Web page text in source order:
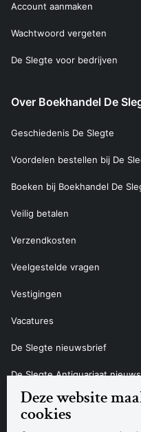
Deze website
cookies
Account aanmaken
Wachtwoord vergeten
De Slegte voor bedrijven
Over Boekhandel De
Geschiedenis De Slegte
Voordelen bestellen bij De
Boeken bij Boekhandel De
Veilig betalen
Verzendkosten
Veelgestelde vragen
Vestigingen
Vacatures
De Slegte nieuwsbrief
De Slegte Antiquariaat
Contact